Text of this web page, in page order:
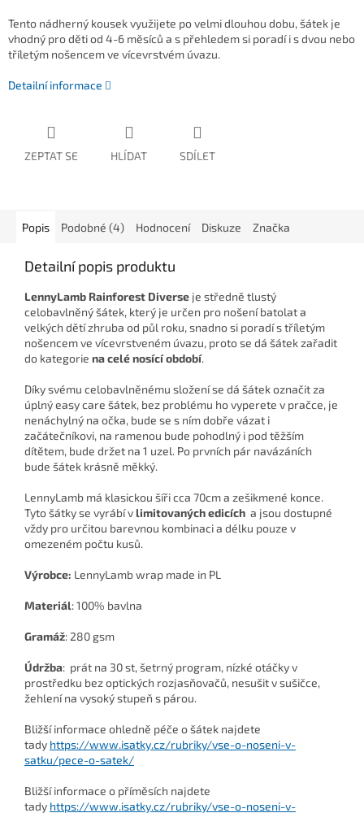
Tento nádherný kousek využijete po velmi dlouhou dobu, šátek je
vhodný pro děti od 4-6 měsíců a s přehledem si poradí i s dvou nebo
tříletým nošencem ve vícevrstvém úvazu.
Detailní informace
ZEPTAT SE HLÍDAT SDÍLET
Popis Podobné (4) Hodnocení Diskuze Značka
Detailní popis produktu
LennyLamb Rainforest Diverse je středně tlustý
celobavlněný šátek, který je určen pro nošení batolat a
velkých dětí zhruba od půl roku, snadno si poradí s tříletým
nošencem ve vícevrstveném úvazu, proto se dá šátek zařadit
do kategorie na celé nosící období.
Díky svému celobavlněnému složení se dá šátek označit za
úplný easy care šátek, bez problému ho vyperete v pračce, je
nenáchylný na očka, bude se s ním dobře vázat i
začátečníkovi, na ramenou bude pohodlný i pod těžším
dítětem, bude držet na 1 uzel. Po prvních pár navázáních
bude šátek krásně měkký.
LennyLamb má klasickou šíři cca 70cm a zešikmené konce.
Tyto šátky se vyrábí vlimitovaných edicích a jsou dostupné
vždy pro určitou barevnou kombinaci a délku pouze v
omezeném počtu kusů.
Výrobce: LennyLamb wrap made in PL
Materiál: 100% bavlna
Gramáž: 280 gsm
Údržba: prát na 30 st, šetrný program, nízké otáčky v
prostředku bez optických rozjasňovačů, nesušit v sušičce,
žehlení na vysoký stupeň s párou.
Bližší informace ohledně péče o šátek najdete
tady https://www.isatky.cz/rubriky/vse-o-noseni-v-
satku/pece-o-satek/
Bližší informace o příměsích najdete
tady https://www.isatky.cz/rubriky/vse-o-noseni-v-